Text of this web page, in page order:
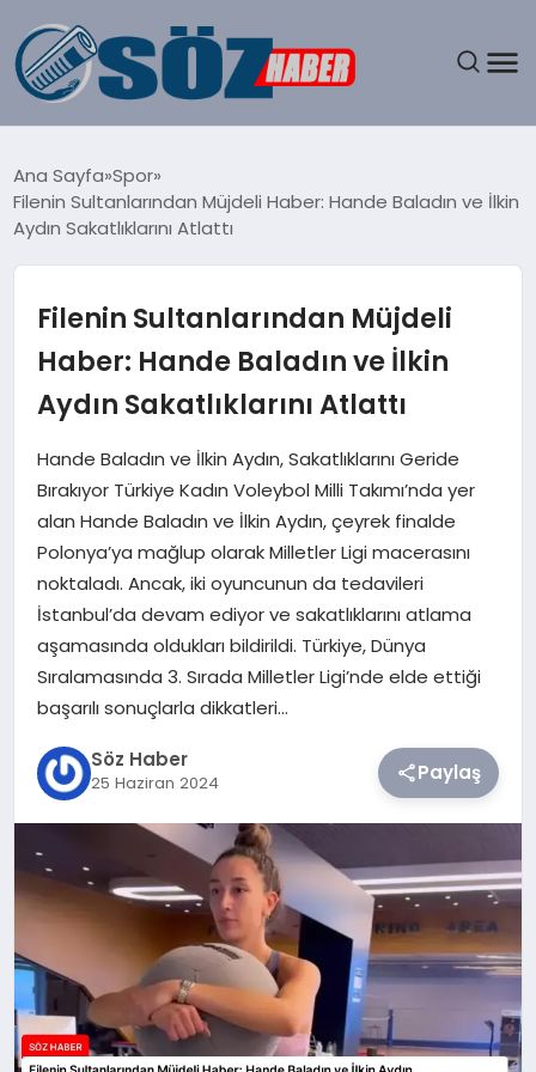
SPOR
EĞITIM
SAĞLIK
DÜNYA
TEKNOLOJI
SIYASET
YAŞAM
Ana Sayfa Spor
Filenin Sultanlarından Müjdeli Haber: Hande Baladın ve İlkin
Aydın Sakatlıklarını Atlattı
Filenin Sultanlarından Müjdeli
Haber: Hande Baladın ve İlkin
Aydın Sakatlıklarını Atlattı
Hande Baladın ve İlkin Aydın, Sakatlıklarını Geride
Bırakıyor Türkiye Kadın Voleybol Milli Takımı’nda yer
alan Hande Baladın ve İlkin Aydın, çeyrek finalde
Polonya’ya mağlup olarak Milletler Ligi macerasını
noktaladı. Ancak, iki oyuncunun da tedavileri
İstanbul’da devam ediyor ve sakatlıklarını atlama
aşamasında oldukları bildirildi. Türkiye, Dünya
Sıralamasında 3. Sırada Milletler Ligi’nde elde ettiği
başarılı sonuçlarla dikkatleri…
Söz Haber
25 Haziran 2024 Paylaş